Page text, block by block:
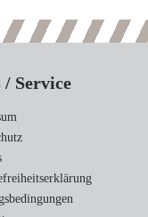
Service